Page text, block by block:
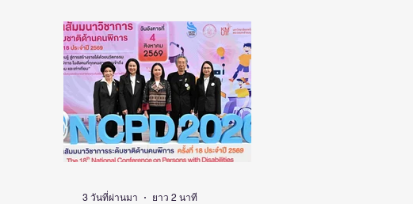
งานวิจัยสู่การพัฒนา
ประเทศ
และศิลปกรรมศาสตร์แห่ง
ประเทศไทย “รางวัลธัชชา” (TASSHA
Awards) ประจำปีงบประมาณ 2569
โดย ดร.วิภารัตน์ ดีอ่อง ผู้อำนวยการ
สำนักงานการวิจัยแห่งชาติ เป็น
ประธานในงานแถลงข่าวพร้อมด้วย
คณะผู้บริหาร ผู้ทรงคุณวุฒิ วช. นัก
วิจัย และผู้สนใจเข้าร่วม ณ ศูนย์
สารสนเทศกลางด้านวิทยาศาสตร์
แห่งชาติ ดร.วิภารัตน์ ดีอ
3 วันที่ผ่านมา ยาว 2 นาที